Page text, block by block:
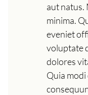
aut natus.
minima.
eveniet
voluptate
dolores
Quia